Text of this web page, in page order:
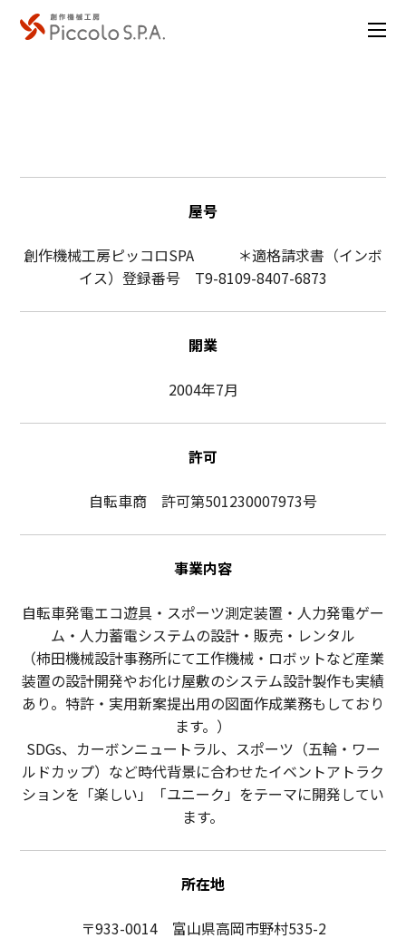
屋号
創作機械工房ピッコロSPA ＊適格請求書（インボ
イス）登録番号 T9-8109-8407-6873
開業
2004年7月
許可
自転車商 許可第501230007973号
事業内容
自転車発電エコ遊具・スポーツ測定装置・人力発電ゲー
ム・人力蓄電システムの設計・販売・レンタル
（柿田機械設計事務所にて工作機械・ロボットなど産業
装置の設計開発やお化け屋敷のシステム設計製作も実績
あり。特許・実用新案提出用の図面作成業務もしており
ます。）
SDGs、カーボンニュートラル、スポーツ（五輪・ワー
ルドカップ）など時代背景に合わせたイベントアトラク
ションを「楽しい」「ユニーク」をテーマに開発してい
ます。
所在地
〒933-0014 富山県高岡市野村535-2